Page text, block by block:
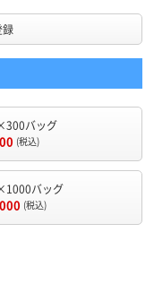
バッグ
(税込)
バッグ
(税込)